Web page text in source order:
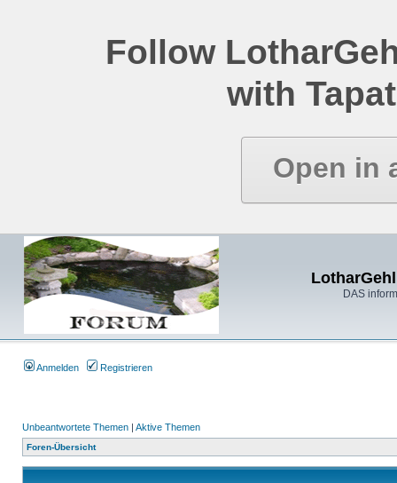
Follow
with
Open in
DAS
Anmelden Registrieren
Unbeantwortete Themen | Aktive Themen
Foren-Übersicht